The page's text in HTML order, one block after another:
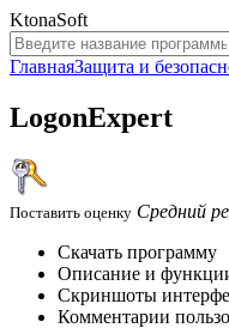
KtonaSoft
ГлавнаяЗащита и
LogonExpert
Поставить оценку Средний
Скачать программу
Описание и
Скриншоты
Комментарии